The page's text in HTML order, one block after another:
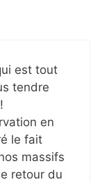
est tout
tendre
en
le fait
massifs
retour du